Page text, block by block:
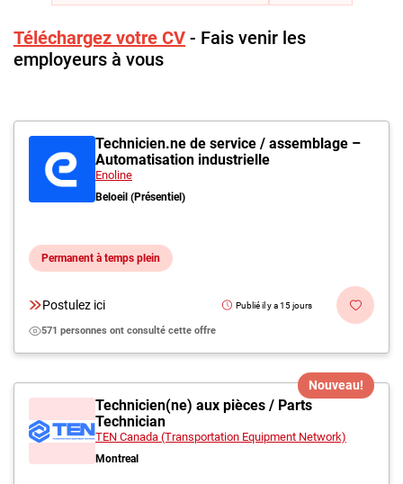
Téléchargez votre CV - Fais venir les
employeurs à vous
Technicien.ne de service / assemblage –
Automatisation industrielle
Enoline
Beloeil (Présentiel)
Permanent à temps plein
Postulez ici Publié il y a 15 jours
571 personnes ont consulté cette offre
Nouveau!
Technicien(ne) aux pièces / Parts
Technician
TEN Canada (Transportation Equipment Network)
Montreal